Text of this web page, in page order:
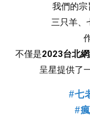
我們的宗
三只羊、
不僅是2023台北
呈星提供了
#七
#